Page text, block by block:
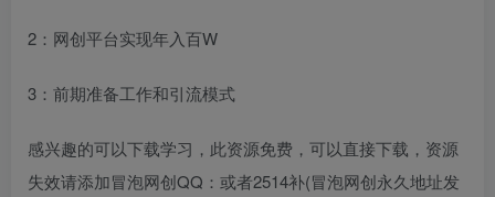
2：网创平台实现年入百W
3：前期准备工作和引流模式
感兴趣的可以下载学习，此资源免费，可以直接下载，资源
失效请添加冒泡网创QQ：或者2514补(冒泡网创永久地址发